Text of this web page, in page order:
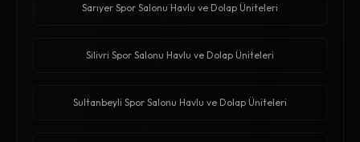
Sarıyer Spor Salonu Havlu ve Dolap Üniteleri
Silivri Spor Salonu Havlu ve Dolap Üniteleri
Sultanbeyli Spor Salonu Havlu ve Dolap Üniteleri